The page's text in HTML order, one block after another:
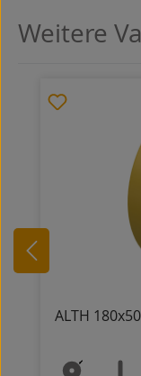
Produktgalerie
Weitere
ALTH